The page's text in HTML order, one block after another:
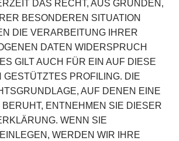
DAS RECHT, AUS GRÜNDEN,
BESONDEREN SITUATION
DIE VERARBEITUNG IHRER
DATEN WIDERSPRUCH
GILT AUCH FÜR EIN AUF DIESE
GESTÜTZTES PROFILING. DIE
AUF DENEN EINE
ENTNEHMEN SIE DIESER
WENN SIE
WERDEN WIR IHRE